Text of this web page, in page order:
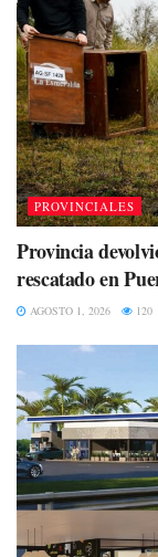
PROVINCIALES
Provincia
rescatado en
AGOSTO 1, 2026 120